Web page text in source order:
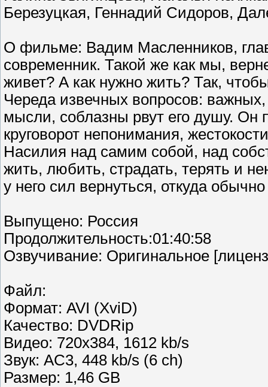
Березуцкая, Геннадий Сидоров,
О фильме: Вадим Масленников,
современник. Такой же как мы,
живет? А как нужно жить? Так,
Череда извечных вопросов:
мысли, соблазны рвут его душу. Он
круговорот непонимания,
Насилия над самим собой, над
жить, любить, страдать, терять и
у него сил вернуться, откуда
Выпущено: Россия
Продолжительность:01:40:58
Озвучивание: Оригинальное
Файл:
Формат: AVI (XviD)
Качество: DVDRip
Видео: 720x384, 1612 kb/s
Звук: AC3, 448 kb/s (6 ch)
Размер: 1,46 GB